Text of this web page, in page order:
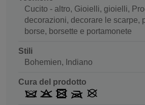
Cucito - altro, Gioielli, gioielli,
decorazioni, decorare le scarpe,
borse, borsette e portamonete
Stili
Bohemien, Indiano
Cura del prodotto